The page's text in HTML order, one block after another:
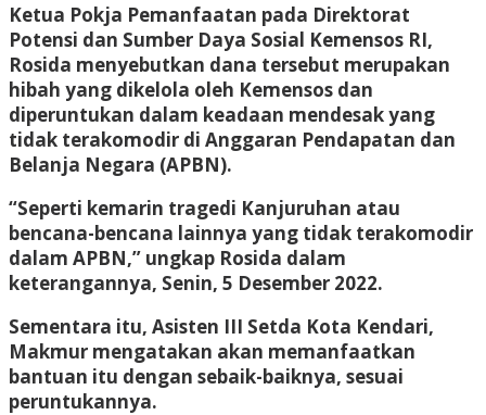
Ketua Pokja Pemanfaatan pada Direktorat
Potensi dan Sumber Daya Sosial Kemensos RI,
Rosida menyebutkan dana tersebut merupakan
hibah yang dikelola oleh Kemensos dan
diperuntukan dalam keadaan mendesak yang
tidak terakomodir di Anggaran Pendapatan dan
Belanja Negara (APBN).
“Seperti kemarin tragedi Kanjuruhan atau
bencana-bencana lainnya yang tidak terakomodir
dalam APBN,” ungkap Rosida dalam
keterangannya, Senin, 5 Desember 2022.
Sementara itu, Asisten III Setda Kota Kendari,
Makmur mengatakan akan memanfaatkan
bantuan itu dengan sebaik-baiknya, sesuai
peruntukannya.